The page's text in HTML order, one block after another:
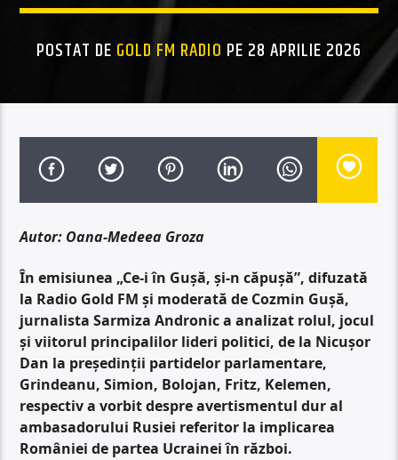
POSTAT DE GOLD FM RADIO PE 28 APRILIE 2026
Autor: Oana-Medeea Groza
În emisiunea „Ce-i în Gușă, și-n căpușă”, difuzată
la Radio Gold FM și moderată de Cozmin Gușă,
jurnalista Sarmiza Andronic a analizat rolul, jocul
și viitorul principalilor lideri politici, de la Nicușor
Dan la președinții partidelor parlamentare,
Grindeanu, Simion, Bolojan, Fritz, Kelemen,
respectiv a vorbit despre avertismentul dur al
ambasadorului Rusiei referitor la implicarea
României de partea Ucrainei în război.